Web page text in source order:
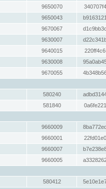
9650070
9650043
9670067
9630007
9640015
9630008
9670055
580240
581840
9660009
9660001
9660007
9660005
580412